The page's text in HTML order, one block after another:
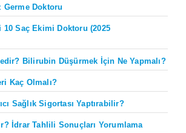
Germe Doktoru
10 Saç Ekimi Doktoru (2025
Bilirubin Düşürmek İçin Ne Yapmalı?
Kaç Olmalı?
Sağlık Sigortası Yaptırabilir?
İdrar Tahlili Sonuçları Yorumlama